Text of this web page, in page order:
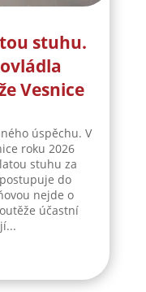
stuhu.
Vesnice
úspěchu. V
roku 2026
stuhu za
do
nejde o
účastní